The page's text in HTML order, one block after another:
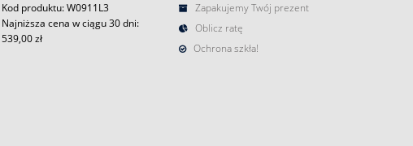
Kod produktu: W0911L3
Najniższa cena w ciągu 30 dni:
539,00 zł
Zapakujemy Twój prezent
Oblicz ratę
Ochrona szkła!